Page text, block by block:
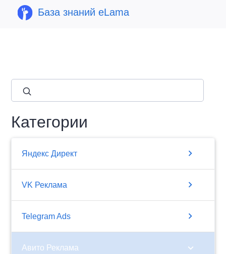
База знаний eLama
Категории
Яндекс Директ chevron_right
VK Реклама chevron_right
Telegram Ads chevron_right
Авито Реклама chevron_right